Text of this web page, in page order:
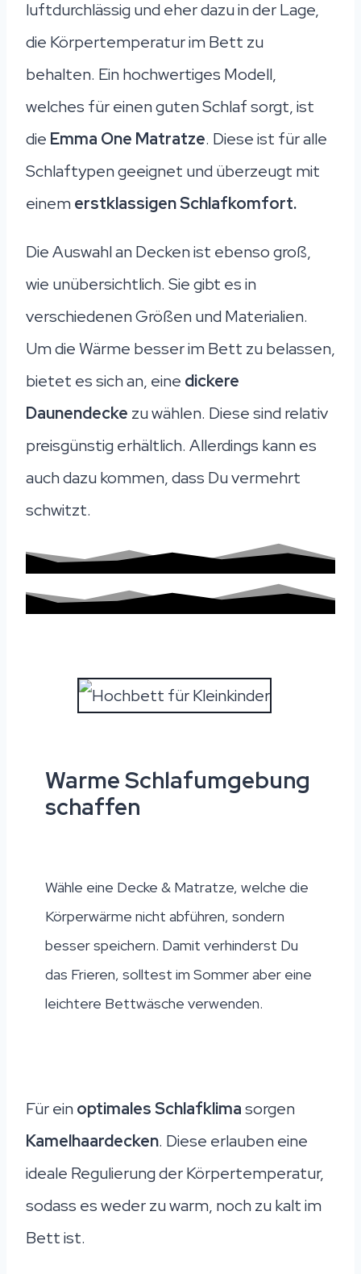
luftdurchlässig und eher dazu in der Lage,
die Körpertemperatur im Bett zu
behalten. Ein hochwertiges Modell,
welches für einen guten Schlaf sorgt, ist
die Emma One Matratze. Diese ist für alle
Schlaftypen geeignet und überzeugt mit
einemerstklassigen Schlafkomfort.
Die Auswahl an Decken ist ebenso groß,
wie unübersichtlich. Sie gibt es in
verschiedenen Größen und Materialien.
Um die Wärme besser im Bett zu belassen,
bietet es sich an, eine dickere
Daunendecke zu wählen. Diese sind relativ
preisgünstig erhältlich. Allerdings kann es
auch dazu kommen, dass Du vermehrt
schwitzt.
Warme Schlafumgebung
schaffen
Wähle eine Decke & Matratze, welche die
Körperwärme nicht abführen, sondern
besser speichern. Damit verhinderst Du
das Frieren, solltest im Sommer aber eine
leichtere Bettwäsche verwenden.
Für einoptimales Schlafklimasorgen
Kamelhaardecken. Diese erlauben eine
ideale Regulierung der Körpertemperatur,
sodass es weder zu warm, noch zu kalt im
Bett ist.